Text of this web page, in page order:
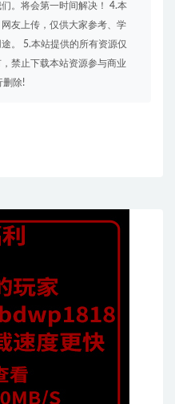
。将会第一时间解决！ 4.本
友上传，仅供大家参考、学
。 5.本站提供的所有资源仅
禁止下载本站资源参与商业
删除!